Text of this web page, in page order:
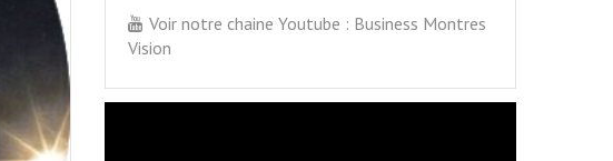
Voir notre chaine Youtube : Business Montres
Vision